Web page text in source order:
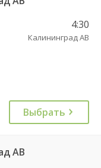
4:30
Калининград АВ
Выбрать
АВ